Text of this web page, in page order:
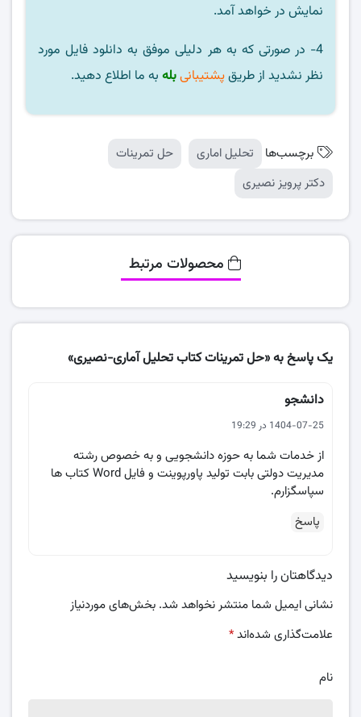
نمایش در خواهد آمد.
4- در صورتی که به هر دلیلی موفق به دانلود فایل مورد
نظر نشدید از طریقپشتیبانیبله به ما اطلاع دهید.
برچسب‌ها تحلیل اماری
حل تمرینات
دکتر پرویز نصیری
محصولات مرتبط
یک پاسخ به «حل تمرینات کتاب تحلیل آماری-نصیری»
دانشجو
1404-07-25 در 19:29
از خدمات شما به حوزه دانشجویی و به خصوص رشته
مدیریت دولتی بابت تولید پاورپوینت و فایل Word کتاب ها
سپاسگزارم.
پاسخ
دیدگاهتان را بنویسید
نشانی ایمیل شما منتشر نخواهد شد. بخش‌های موردنیاز
علامت‌گذاری شده‌اند*
نام